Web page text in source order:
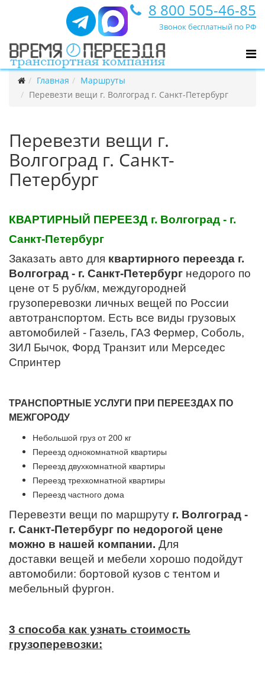
8 800 505-46-85
Звонок бесплатный по РФ
Главная
Маршруты
Перевезти вещи г. Волгоград г. Санкт-Петербург
Перевезти вещи г.
Волгоград г. Санкт-
Петербург
КВАРТИРНЫЙ ПЕРЕЕЗД г. Волгоград - г.
Санкт-Петербург
Заказать авто для квартирного переезда г.
Волгоград - г. Санкт-Петербург недорого по
цене от 5 руб/км, междугородней
грузоперевозки личных вещей по России
автотранспортом. Есть все виды грузовых
автомобилей - Газель, ГАЗ Фермер, Соболь,
ЗИЛ Бычок, Форд Транзит или Мерседес
Спринтер
ТРАНСПОРТНЫЕ УСЛУГИ ПРИ ПЕРЕЕЗДАХ ПО
МЕЖГОРОДУ
Небольшой груз от 200 кг
Переезд однокомнатной квартиры
Переезд двухкомнатной квартиры
Переезд трехкомнатной квартиры
Переезд частного дома
Перевезти вещи по маршруту г. Волгоград -
г. Санкт-Петербург по недорогой цене
можно в нашей компании. Для
доставки вещей и мебели хорошо подойдут
автомобили: бортовой кузов с тентом и
мебельный фургон.
3 способа как узнать стоимость
грузоперевозки: